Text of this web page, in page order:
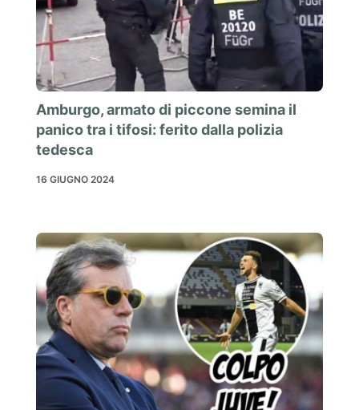
Amburgo, armato di piccone semina il
panico tra i tifosi: ferito dalla polizia
tedesca
16 GIUGNO 2024